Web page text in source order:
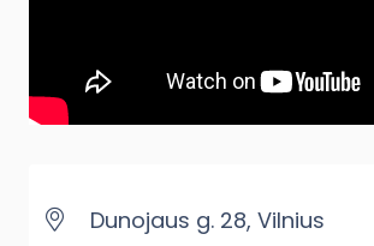
Dunojaus g. 28, Vilnius